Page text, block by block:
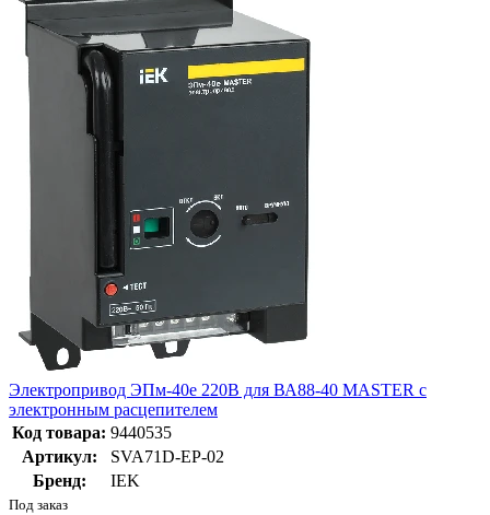
Электропривод ЭПм-40е 220В для ВА88-40 MASTER с
электронным расцепителем
Код товара: 9440535
Артикул:
SVA71D-EP-02
Бренд:
IEK
Под заказ